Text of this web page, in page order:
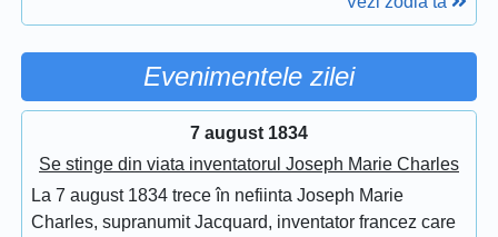
Evenimentele zilei
7 august 1834
Se stinge din viata inventatorul Joseph Marie Charles
La 7 august 1834 trece în nefiinta Joseph Marie
Charles, supranumit Jacquard, inventator francez care